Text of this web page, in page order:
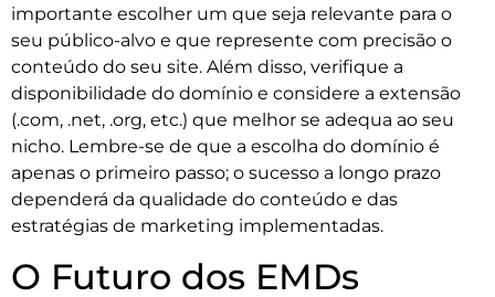
importante escolher um que seja relevante para o
seu público-alvo e que represente com precisão o
conteúdo do seu site. Além disso, verifique a
disponibilidade do domínio e considere a extensão
(.com, .net, .org, etc.) que melhor se adequa ao seu
nicho. Lembre-se de que a escolha do domínio é
apenas o primeiro passo; o sucesso a longo prazo
dependerá da qualidade do conteúdo e das
estratégias de marketing implementadas.
O Futuro dos EMDs